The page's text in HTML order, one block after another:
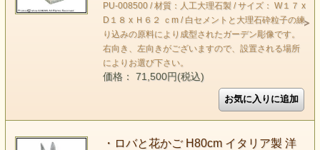
PU-008500 / 材質：人工大理石製 / サイズ： W１７ x
D１８ x Ｈ６２ ｃm / 白セメントと大理石砕粒子の練
り込みの原料により成型されたガーデン彫像です。
右向き、左向きがございますので、設置される場所
によりお選び下さい。
価格： 71,500円(税込)
・ロバと花かご H80cm イタリア製 洋